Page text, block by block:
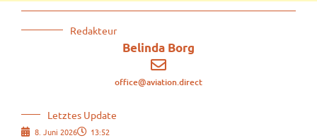
Redakteur
Belinda Borg
office@aviation.direct
Letztes Update
8. Juni 2026 13:52